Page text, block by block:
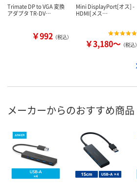
Trimate DP to VGA 変換
アダプタ TR-DV…
￥992 （税込）
Mini DisplayPort[オス] -
HDMI[メス…
￥3,180～ （税込）
メーカーからのおすすめ商品